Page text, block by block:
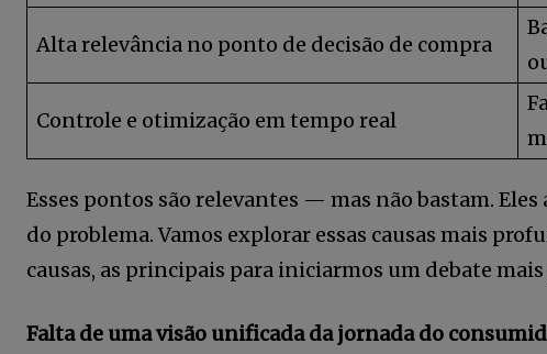
Alta relevância no ponto de decisão de compra
Controle e otimização em tempo real
Esses pontos são relevantes — mas não bastam.
do problema. Vamos explorar essas causas mais
causas, as principais para iniciarmos um debate
Falta de uma visão unificada da jornada do